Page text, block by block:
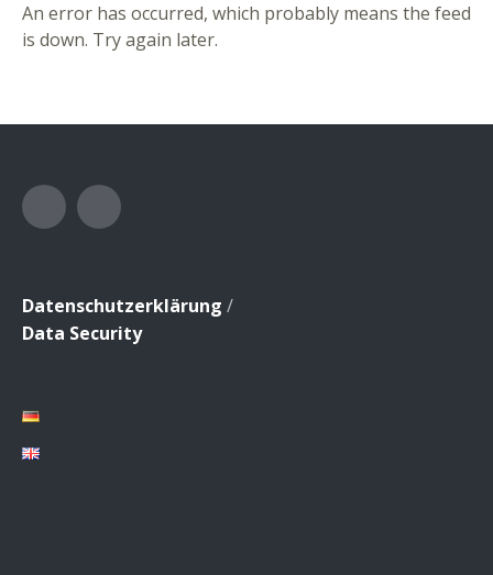
An error has occurred, which probably means the feed
is down. Try again later.
Facebook
Datenschutzerklärung /
Data Security